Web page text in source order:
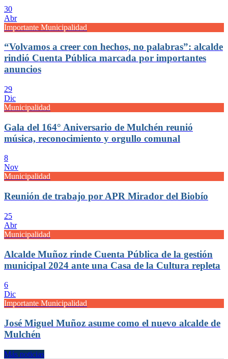
30
Abr
Importante Municipalidad
“Volvamos a creer con hechos, no palabras”: alcalde
rindió Cuenta Pública marcada por importantes
anuncios
29
Dic
Municipalidad
Gala del 164° Aniversario de Mulchén reunió
música, reconocimiento y orgullo comunal
8
Nov
Municipalidad
Reunión de trabajo por APR Mirador del Biobío
25
Abr
Municipalidad
Alcalde Muñoz rinde Cuenta Pública de la gestión
municipal 2024 ante una Casa de la Cultura repleta
6
Dic
Importante Municipalidad
José Miguel Muñoz asume como el nuevo alcalde de
Mulchén
Más noticias